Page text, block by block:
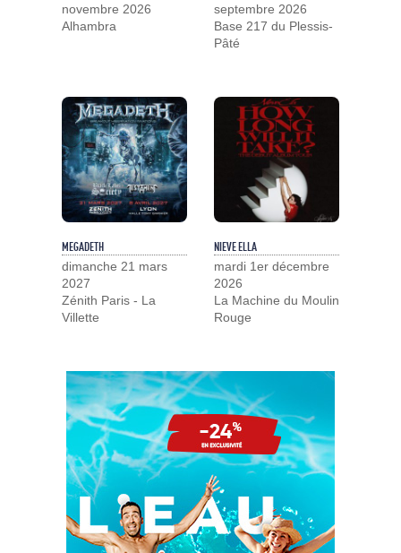
novembre 2026
Alhambra
septembre 2026
Base 217 du Plessis-
Pâté
MEGADETH
dimanche 21 mars
2027
Zénith Paris - La
Villette
NIEVE ELLA
mardi 1er décembre
2026
La Machine du Moulin
Rouge